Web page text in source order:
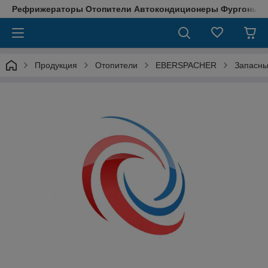
Рефрижераторы Отопители Автокондиционеры Фургоны
Продукция Отопители EBERSPACHER